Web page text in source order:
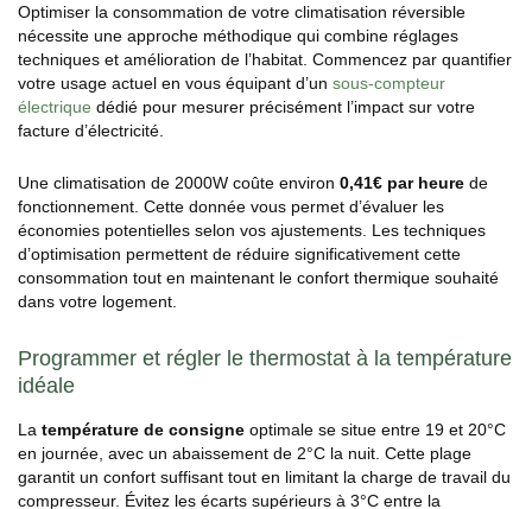
Optimiser la consommation de votre climatisation réversible
nécessite une approche méthodique qui combine réglages
techniques et amélioration de l’habitat. Commencez par quantifier
votre usage actuel en vous équipant d’un sous-compteur
électrique dédié pour mesurer précisément l’impact sur votre
facture d’électricité.
Une climatisation de 2000W coûte environ 0,41€ par heure de
fonctionnement. Cette donnée vous permet d’évaluer les
économies potentielles selon vos ajustements. Les techniques
d’optimisation permettent de réduire significativement cette
consommation tout en maintenant le confort thermique souhaité
dans votre logement.
Programmer et régler le thermostat à la température
idéale
La température de consigne optimale se situe entre 19 et 20°C
en journée, avec un abaissement de 2°C la nuit. Cette plage
garantit un confort suffisant tout en limitant la charge de travail du
compresseur. Évitez les écarts supérieurs à 3°C entre la